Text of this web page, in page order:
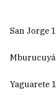
San Jorge
Yaguarete